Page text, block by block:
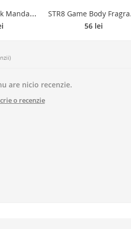
M
andarina Duck Mandarina Duck Eau de Toilette pentru femei 100 ml TR8
56 lei
are nicio recenzie.
o recenzie